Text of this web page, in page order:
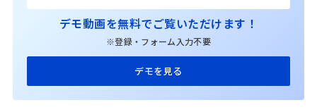
デモ動画を無料でご覧いただけます！
※登録・フォーム入力不要
デモを見る